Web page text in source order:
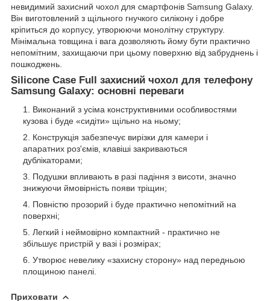
невидимий захисний чохол для смартфонів Samsung Galaxy.
Він виготовлений з щільного гнучкого силікону і добре
кріпиться до корпусу, утворюючи монолітну структуру.
Мінімальна товщина і вага дозволяють йому бути практично
непомітним, захищаючи при цьому поверхню від забруднень і
пошкоджень.
Silicone Case Full захисний чохол для телефону
Samsung Galaxy: основні переваги
Виконаний з усіма конструктивними особливостями
кузова і буде «сидіти» щільно на ньому;
Конструкція забезпечує вирізки для камери і
апаратних роз'ємів, клавіші закриваються
дублікаторами;
Подушки впливають в разі падіння з висоти, значно
знижуючи ймовірність появи тріщин;
Повністю прозорий і буде практично непомітний на
поверхні;
Легкий і неймовірно компактний - практично не
збільшує пристрій у вазі і розмірах;
Утворює невелику «захисну сторону» над передньою
площиною панелі.
Приховати